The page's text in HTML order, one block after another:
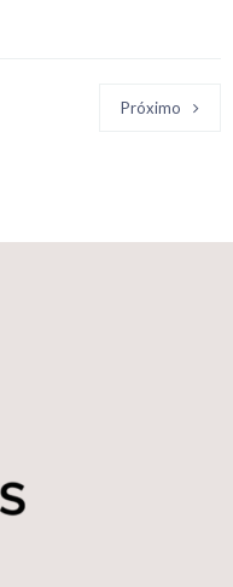
Próximo